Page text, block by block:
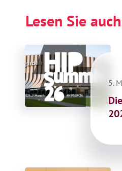
Lesen Sie auch
5.